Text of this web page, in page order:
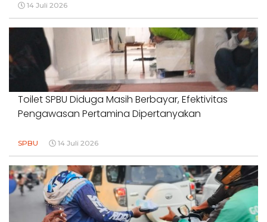
14 Juli 2026
Toilet SPBU Diduga Masih Berbayar, Efektivitas
Pengawasan Pertamina Dipertanyakan
SPBU 14 Juli 2026